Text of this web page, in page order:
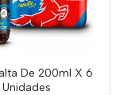
De 200ml X 6
Unidades